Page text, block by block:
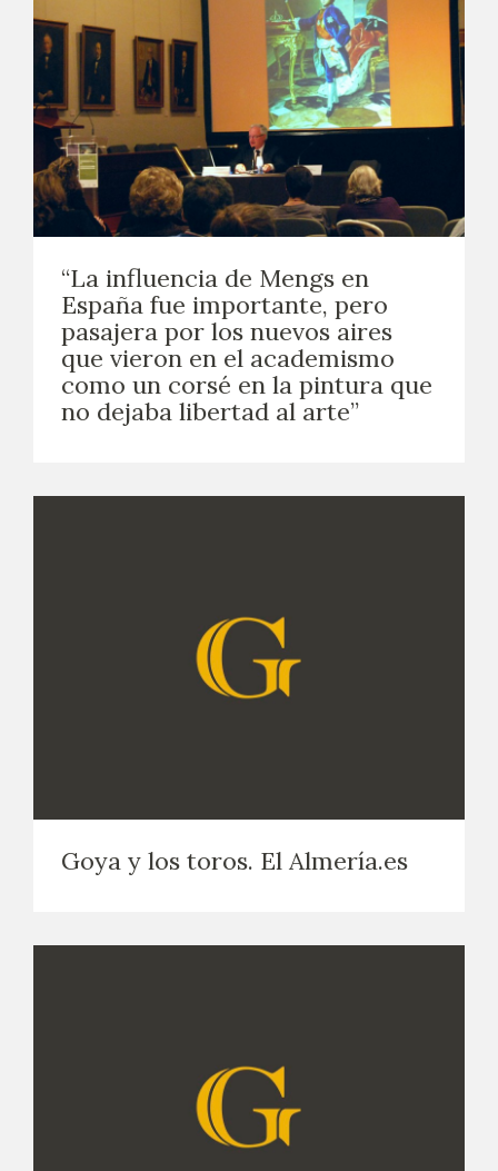
“La influencia de Mengs en
España fue importante, pero
pasajera por los nuevos aires
que vieron en el academismo
como un corsé en la pintura que
no dejaba libertad al arte”
Goya y los toros. El Almería.es